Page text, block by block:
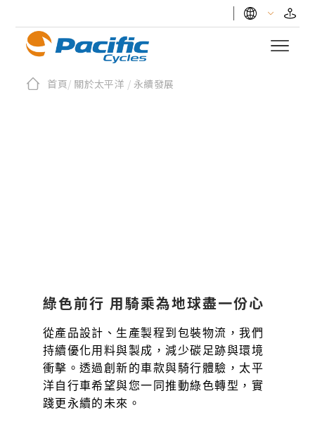
首頁/ 關於太平洋 / 永續發展
綠色前行 用騎乘為地球盡一份心
從產品設計、生產製程到包裝物流，我們
持續優化用料與製成，減少碳足跡與環境
衝擊。透過創新的車款與騎行體驗，太平
洋自行車希望與您一同推動綠色轉型，實
踐更永續的未來。